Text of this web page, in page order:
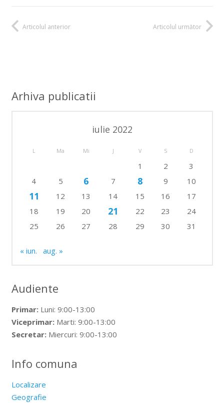
Articolul anterior Articolul următor
Arhiva publicatii
iulie 2022
L Ma Mi J V S D
1 2
3
4
5 6 7 8 9 10
11 12 13 14 15 16
17
18
19 20 21 22 23
24
25
26 27 28 29 30 31
« iun. aug. »
Audiente
Primar:Luni: 9:00-13:00
Viceprimar:Marti: 9:00-13:00
Secretar:Miercuri: 9:00-13:00
Info comuna
Localizare
Geografie